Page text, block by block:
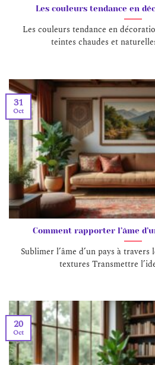
Les couleurs tendance en
Les couleurs tendance en
teintes chaudes et
Comment rapporter l’âme
Sublimer l’âme d’un pays à
textures Transmettre
31
Oct
20
Oct